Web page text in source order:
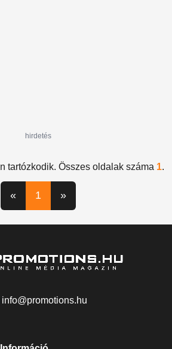
hirdetés
tartózkodik. Összes oldalak száma 1.
« 1 »
info@promotions.hu